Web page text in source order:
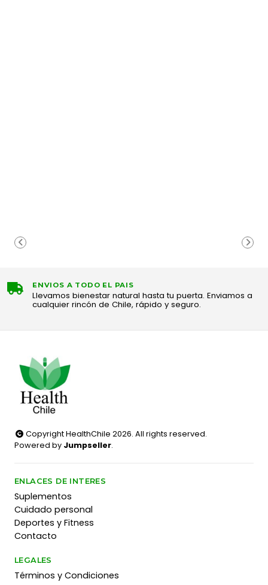
ENVIOS A TODO EL PAIS
Llevamos bienestar natural hasta tu puerta. Enviamos a
cualquier rincón de Chile, rápido y seguro.
Copyright HealthChile 2026. All rights reserved.
Powered by Jumpseller.
ENLACES DE INTERES
Suplementos
Cuidado personal
Deportes y Fitness
Contacto
LEGALES
Términos y Condiciones